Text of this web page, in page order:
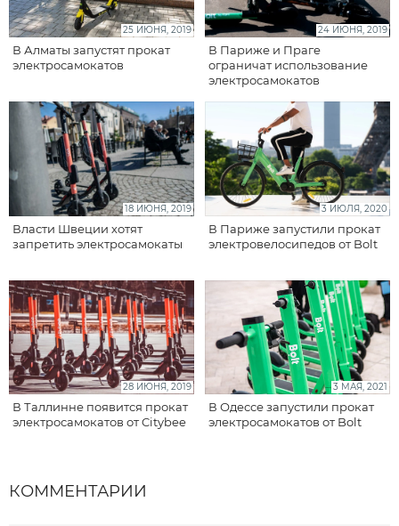
25 ИЮНЯ, 2019
В Алматы запустят прокат
электросамокатов
24 ИЮНЯ, 2019
В Париже и Праге
ограничат использование
электросамокатов
18 ИЮНЯ, 2019
Власти Швеции хотят
запретить электросамокаты
3 ИЮЛЯ, 2020
В Париже запустили прокат
электровелосипедов от Bolt
28 ИЮНЯ, 2019
В Таллинне появится прокат
электросамокатов от Citybee
3 МАЯ, 2021
В Одессе запустили прокат
электросамокатов от Bolt
КОММЕНТАРИИ